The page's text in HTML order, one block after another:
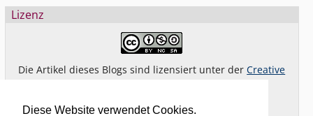
Diese Website verwendet Cookies.
Lizenz
Die Artikel dieses Blogs sind lizensiert unter derCreative
Das giltnichtfür Bilder oder (andere) erkennbare